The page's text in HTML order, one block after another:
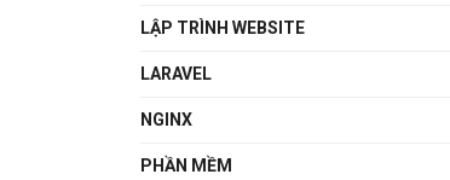
LẬP TRÌNH WEBSITE
LARAVEL
NGINX
PHẦN MỀM